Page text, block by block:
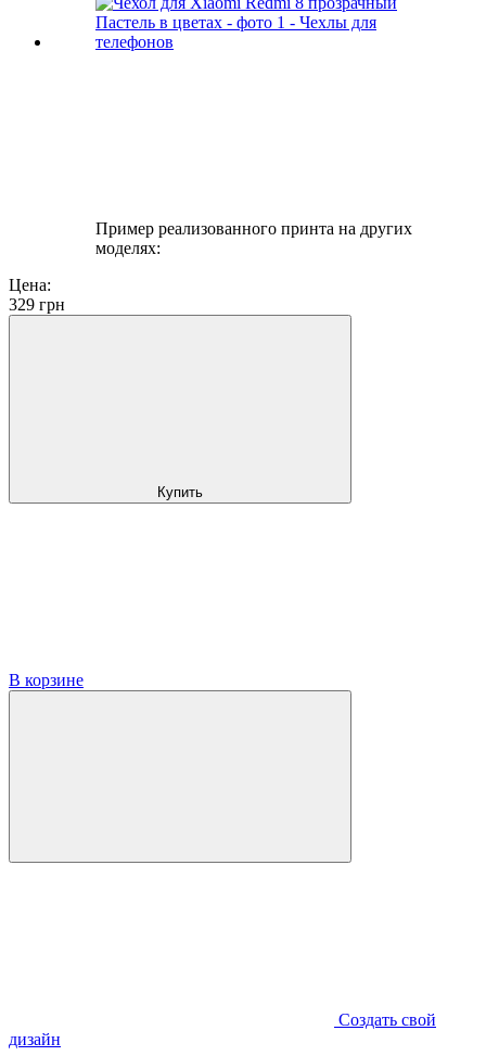
Пример реализованного принта на других
моделях:
Цена:
329 грн
Купить
В корзине
Создать свой
дизайн